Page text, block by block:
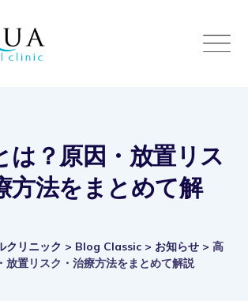
は？原因・放置リス
方法をまとめて解
クリニック > Blog Classic > お知らせ > 高
放置リスク・治療方法をまとめて解説